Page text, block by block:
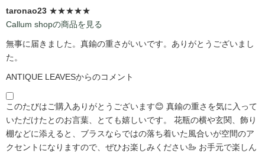
taronao23 ★★★★★
Callum shopの商品を見る
無事に届きました。真鍮の重さがいいです。ありがとうございまし
た。
ANTIQUE LEAVESからのコメント
このたびはご購入ありがとうございます😊 真鍮の重さを気に入って
いただけたとのお言葉、とても嬉しいです。 花瓶の横や玄関、飾り
棚などに添えると、ブラスならではの落ち着いた風合いが空間のア
クセントになりますので、ぜひお楽しみください🦢 お手元で楽しん